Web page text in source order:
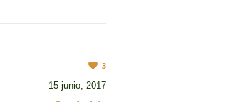
3
15 junio, 2017